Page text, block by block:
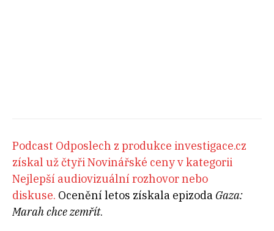
Podcast Odposlech z produkce investigace.cz
získal už čtyři Novinářské ceny v kategorii
Nejlepší audiovizuální rozhovor nebo
diskuse. Ocenění letos získala epizoda Gaza:
Marah chce zemřít.